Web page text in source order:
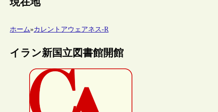
ホーム»カレントアウェアネス-R
イラン新国立図書館開館